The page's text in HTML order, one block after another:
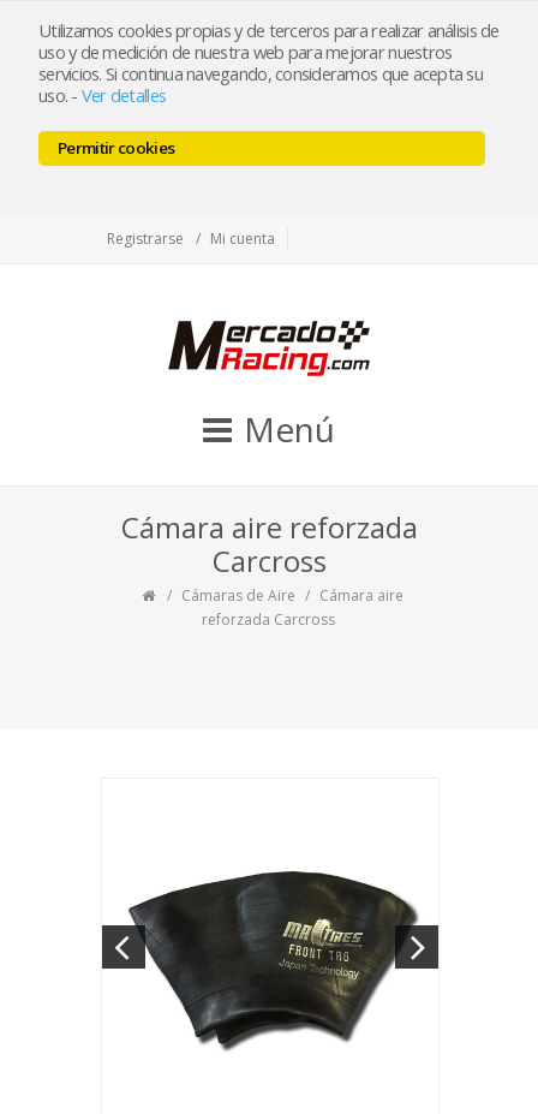
Utilizamos cookies propias y de terceros para realizar análisis de
uso y de medición de nuestra web para mejorar nuestros
servicios. Si continua navegando, consideramos que acepta su
uso. - Ver detalles
Permitir cookies
tienda@mercadoracing.com
Registrarse
Mi cuenta
Menú
Cámara aire reforzada
Carcross
Cámaras de Aire
Cámara aire
reforzada Carcross